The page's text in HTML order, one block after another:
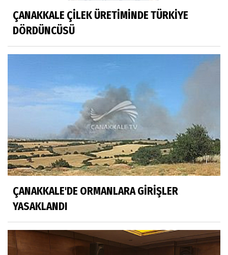
ÇANAKKALE ÇİLEK ÜRETİMİNDE TÜRKİYE
DÖRDÜNCÜSÜ
ÇANAKKALE'DE ORMANLARA GİRİŞLER
YASAKLANDI